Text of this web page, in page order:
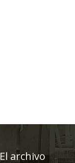
El archivo